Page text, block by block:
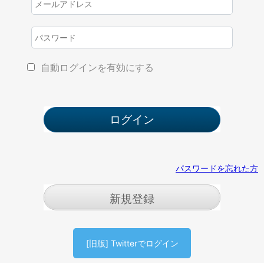
自動ログインを有効にする
パスワードを忘れた方
新規登録
[旧版] Twitterでログイン